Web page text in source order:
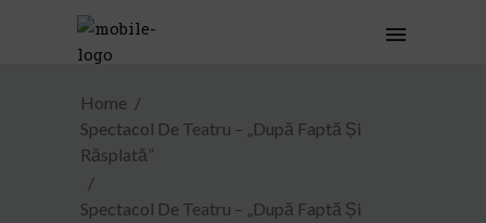
Home
Spectacol De Teatru – „După Faptă Și
Răsplată”
Spectacol De Teatru – „După Faptă Și